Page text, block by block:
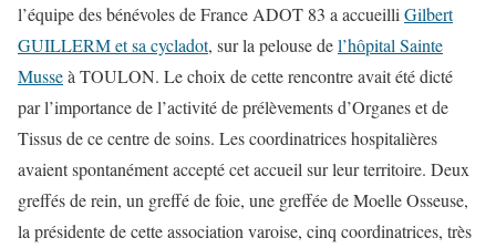
l’équipe des bénévoles de France ADOT 83 a accueilli Gilbert
GUILLERM et sa cycladot, sur la pelouse del’hôpital Sainte
Musseà TOULON. Le choix de cette rencontre avait été dicté
par l’importance de l’activité de prélèvements d’Organes et de
Tissus de ce centre de soins. Les coordinatrices hospitalières
avaient spontanément accepté cet accueil sur leur territoire. Deux
greffés de rein, un greffé de foie, une greffée de Moelle Osseuse,
la présidente de cette association varoise, cinq coordinatrices, très